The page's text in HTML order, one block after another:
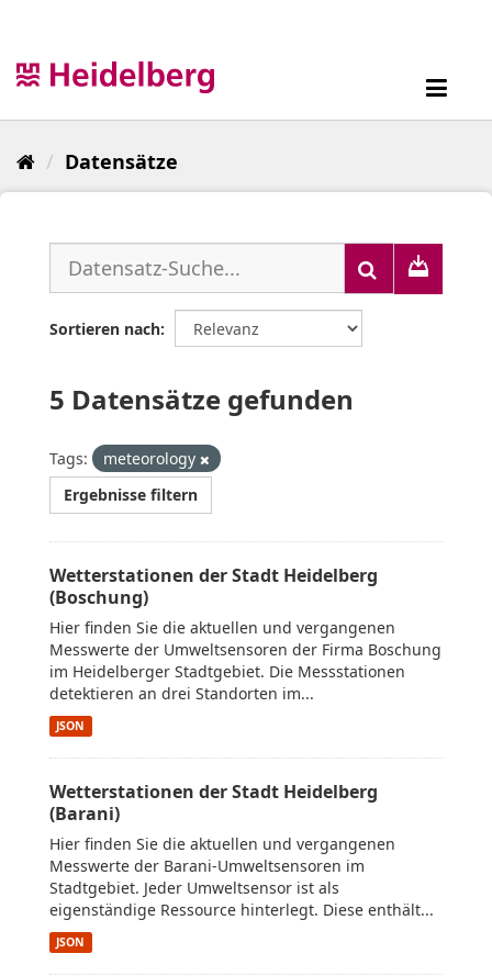
Datensätze
Sortieren nach
5 Datensätze gefunden
Tags:
meteorology
Ergebnisse filtern
Wetterstationen der Stadt Heidelberg
(Boschung)
Hier finden Sie die aktuellen und vergangenen
Messwerte der Umweltsensoren der Firma Boschung
im Heidelberger Stadtgebiet. Die Messstationen
detektieren an drei Standorten im...
JSON
Wetterstationen der Stadt Heidelberg
(Barani)
Hier finden Sie die aktuellen und vergangenen
Messwerte der Barani-Umweltsensoren im
Stadtgebiet. Jeder Umweltsensor ist als
eigenständige Ressource hinterlegt. Diese enthält...
JSON